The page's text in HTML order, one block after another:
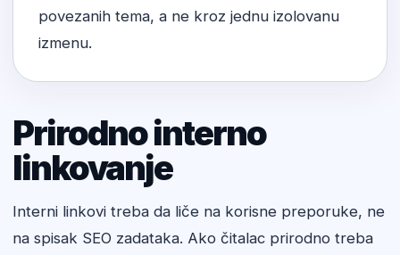
povezanih tema, a ne kroz jednu izolovanu
izmenu.
Prirodno interno
linkovanje
Interni linkovi treba da liče na korisne preporuke, ne
na spisak SEO zadataka. Ako čitalac prirodno treba